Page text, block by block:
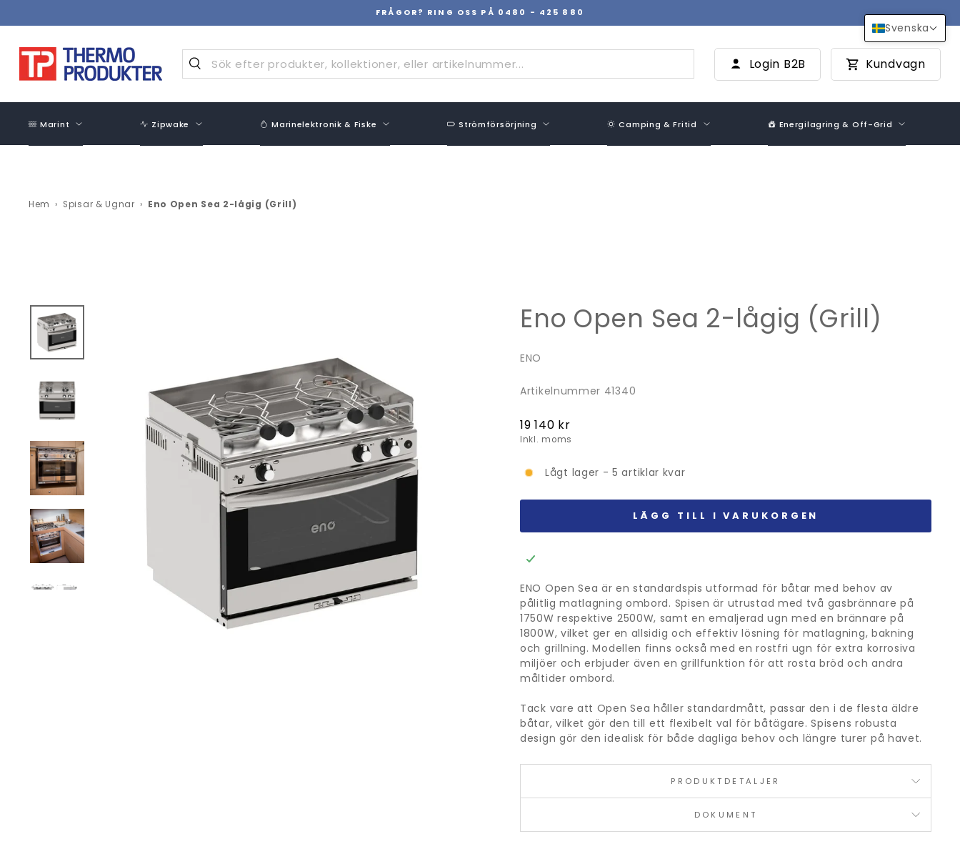
Pausa
FRÅGOR? RING OSS PÅ 0480 - 425 880
Login B2B Kundvagn
Marint Zipwake Marinelektronik & Fiske Strömförsörjning Camping & Fritid Energilagring & Off-Grid
Hem › Spisar & Ugnar › Eno Open Sea 2-lågig (Grill)
Eno Open Sea 2-lågig (Grill)
ENO
Artikelnummer 41340
Ordinarie
pris
19 140 kr
Inkl. moms
Lågt lager - 5 artiklar kvar
LÄGG TILL I VARUKORGEN
ENO Open Sea är en standardspis utformad för båtar med behov av
pålitlig matlagning ombord. Spisen är utrustad med två gasbrännare på
1750W respektive 2500W, samt en emaljerad ugn med en brännare på
1800W, vilket ger en allsidig och effektiv lösning för matlagning, bakning
och grillning. Modellen finns också med en rostfri ugn för extra korrosiva
miljöer och erbjuder även en grillfunktion för att rosta bröd och andra
måltider ombord.
Tack vare att Open Sea håller standardmått, passar den i de flesta äldre
båtar, vilket gör den till ett flexibelt val för båtägare. Spisens robusta
design gör den idealisk för både dagliga behov och längre turer på havet.
PRODUKTDETALJER
DOKUMENT
Svenska